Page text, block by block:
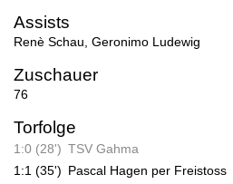
Assists
Renè Schau Geronimo Ludewig
Zuschauer
76
Torfolge
1:0 (28') TSV Gahma
1:1 (35') Pascal Hagen per Freistoss